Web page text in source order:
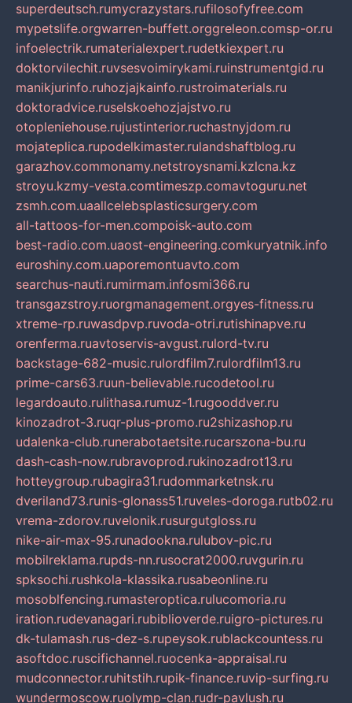
superdeutsch.rumycrazystars.rufilosofyfree.com
mypetslife.orgwarren-buffett.orggreleon.comsp-or.ru
infoelectrik.rumaterialexpert.rudetkiexpert.ru
doktorvilechit.ruvsesvoimirykami.ruinstrumentgid.ru
manikjurinfo.ruhozjajkainfo.rustroimaterials.ru
doktoradvice.ruselskoehozjajstvo.ru
otopleniehouse.rujustinterior.ruchastnyjdom.ru
mojateplica.rupodelkimaster.rulandshaftblog.ru
garazhov.commonamy.netstroysnami.kzlcna.kz
stroyu.kzmy-vesta.comtimeszp.comavtoguru.net
zsmh.com.uaallcelebsplasticsurgery.com
all-tattoos-for-men.compoisk-auto.com
best-radio.com.uaost-engineering.comkuryatnik.info
euroshiny.com.uaporemontuavto.com
searchus-nauti.rumirmam.infosmi366.ru
transgazstroy.ruorgmanagement.orgyes-fitness.ru
xtreme-rp.ruwasdpvp.ruvoda-otri.rutishinapve.ru
orenferma.ruavtoservis-avgust.rulord-tv.ru
backstage-682-music.rulordfilm7.rulordfilm13.ru
prime-cars63.ruun-believable.rucodetool.ru
legardoauto.rulithasa.rumuz-1.rugooddver.ru
kinozadrot-3.ruqr-plus-promo.ru2shizashop.ru
udalenka-club.runerabotaetsite.rucarszona-bu.ru
dash-cash-now.rubravoprod.rukinozadrot13.ru
hotteygroup.rubagira31.rudommarketnsk.ru
dveriland73.runis-glonass51.ruveles-doroga.rutb02.ru
vrema-zdorov.ruvelonik.rusurgutgloss.ru
nike-air-max-95.runadookna.rulubov-pic.ru
mobilreklama.rupds-nn.rusocrat2000.ruvgurin.ru
spksochi.rushkola-klassika.rusabeonline.ru
mosoblfencing.rumasteroptica.rulucomoria.ru
iration.rudevanagari.rubiblioverde.ruigro-pictures.ru
dk-tulamash.rus-dez-s.rupeysok.rublackcountess.ru
asoftdoc.ruscifichannel.ruocenka-appraisal.ru
mudconnector.ruhitstih.rupik-finance.ruvip-surfing.ru
wundermoscow.ruolymp-clan.rudr-pavlush.ru